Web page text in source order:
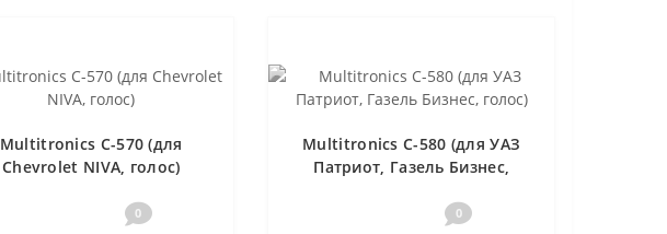
Multitronics C-570 (для
Chevrolet NIVA, голос)
0
Multitronics C-580 (для УАЗ
Патриот, Газель Бизнес,
0